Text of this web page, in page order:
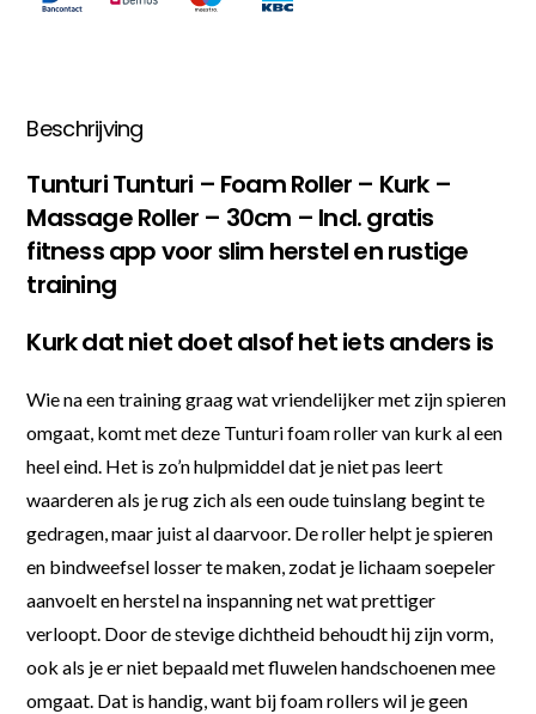
Beschrijving
Tunturi Tunturi – Foam Roller – Kurk –
Massage Roller – 30cm – Incl. gratis
fitness app voor slim herstel en rustige
training
Kurk dat niet doet alsof het iets anders is
Wie na een training graag wat vriendelijker met zijn spieren
omgaat, komt met deze Tunturi foam roller van kurk al een
heel eind. Het is zo’n hulpmiddel dat je niet pas leert
waarderen als je rug zich als een oude tuinslang begint te
gedragen, maar juist al daarvoor. De roller helpt je spieren
en bindweefsel losser te maken, zodat je lichaam soepeler
aanvoelt en herstel na inspanning net wat prettiger
verloopt. Door de stevige dichtheid behoudt hij zijn vorm,
ook als je er niet bepaald met fluwelen handschoenen mee
omgaat. Dat is handig, want bij foam rollers wil je geen